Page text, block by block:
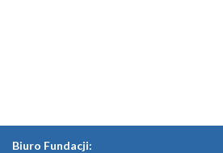
Biuro Fundacji: